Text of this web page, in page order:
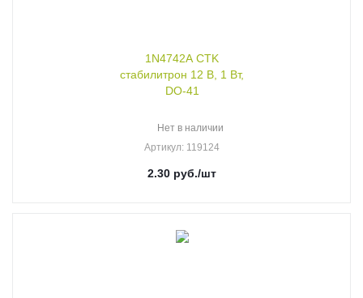
1N4742A CTK
стабилитрон 12 В, 1 Вт,
DO-41
Нет в наличии
Артикул: 119124
2.30 руб./шт